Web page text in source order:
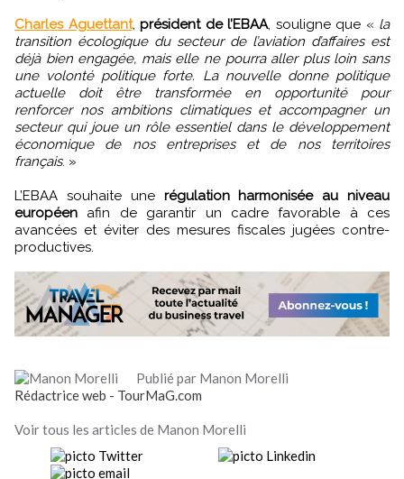
Charles Aguettant, président de l’EBAA, souligne que « la
transition écologique du secteur de l’aviation d’affaires est
déjà bien engagée, mais elle ne pourra aller plus loin sans
une volonté politique forte. La nouvelle donne politique
actuelle doit être transformée en opportunité pour
renforcer nos ambitions climatiques et accompagner un
secteur qui joue un rôle essentiel dans le développement
économique de nos entreprises et de nos territoires
français. »
L’EBAA souhaite une régulation harmonisée au niveau
européen afin de garantir un cadre favorable à ces
avancées et éviter des mesures fiscales jugées contre-
productives.
Publié par Manon Morelli
Rédactrice web - TourMaG.com
Voir tous les articles de Manon Morelli